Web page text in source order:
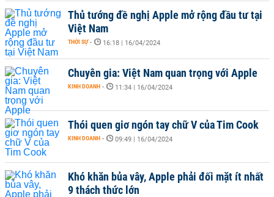
Thủ tướng đề nghị Apple mở rộng đầu tư tại
Việt Nam
THỜI SỰ - 16:18 | 16/04/2024
Chuyên gia: Việt Nam quan trọng với Apple
KINH DOANH - 11:34 | 16/04/2024
Thói quen giơ ngón tay chữ V của Tim Cook
KINH DOANH - 09:49 | 16/04/2024
Khó khăn bủa vây, Apple phải đối mặt ít nhất
9 thách thức lớn